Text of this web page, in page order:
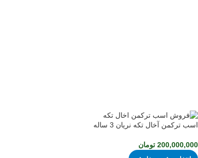
اسب ترکمن آخال تکه نریان 3 ساله
200,000,000 تومان